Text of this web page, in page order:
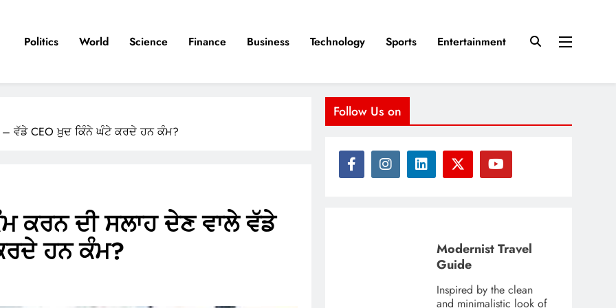
Politics World Science Finance Business Technology Sports Entertainment
ਵੱਡੇ CEO ਖ਼ੁਦ ਕਿੰਨੇ ਘੰਟੇ ਕਰਦੇ ਹਨ ਕੰਮ?
ਕਰਨ ਦੀ ਸਲਾਹ ਦੇਣ ਵਾਲੇ ਵੱਡੇ
ਹਨ ਕੰਮ?
Follow Us on
Modernist Travel
Guide
Inspired by the clean
and minimalistic look of